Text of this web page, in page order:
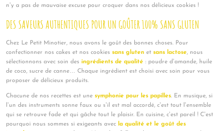
n’y a pas de mauvaise excuse pour croquer dans nos délicieux cookies !
DES SAVEURS AUTHENTIQUES POUR UN GOÛTER 100% SANS GLUTEN
Chez Le Petit Minotier, nous avons le goût des bonnes choses. Pour
confectionner nos cakes et nos cookies sans gluten et sans lactose, nous
sélectionnons avec soin des ingrédients de qualité : poudre d’amande, huile
de coco, sucre de canne… Chaque ingrédient est choisi avec soin pour vous
proposer de délicieux produits.
Chacune de nos recettes est une symphonie pour les papilles. En musique, si
l’un des instruments sonne faux ou s’il est mal accordé, c’est tout l’ensemble
qui se retrouve fade et qui gâche tout le plaisir. En cuisine, c’est pareil ! C’est
pourquoi nous sommes si exigeants avec la qualité et le goût des